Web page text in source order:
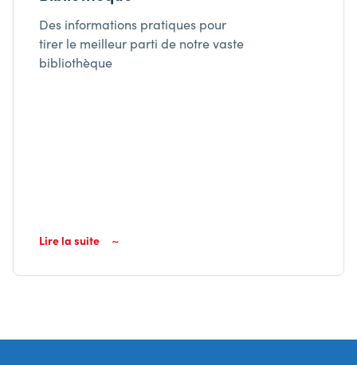
Des informations pratiques pour
tirer le meilleur parti de notre vaste
bibliothèque
Lire la suite